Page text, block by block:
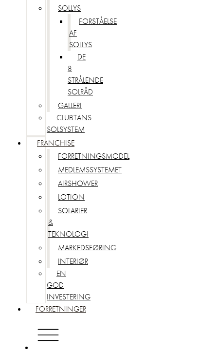
SOLLYS
FORSTÅELSE
AF
SOLLYS
DE
8
STRÅLENDE
SOLRÅD
GALLERI
CLUBTANS
SOLSYSTEM
FRANCHISE
FORRETNINGSMODEL
MEDLEMSSYSTEMET
AIRSHOWER
LOTION
SOLARIER
&
TEKNOLOGI
MARKEDSFØRING
INTERIØR
EN
GOD
INVESTERING
FORRETNINGER